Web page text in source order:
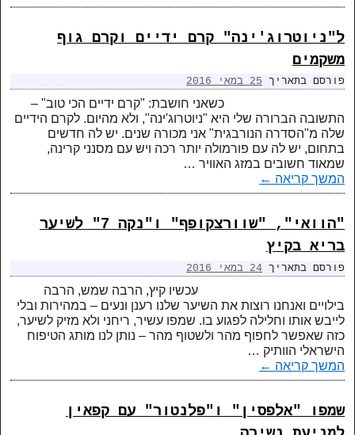
ל"ניוטרוג'ינה" קרם ידיים וקרם גוף
משקמים
פורסם בתאריך 25 במאי 2016
כשאני חושבת: "קרם ידיים הכי טוב" –
התשובה הברורה שלי היא "ניוטרוג'ינה", ולא מהיום. לקרם הידיים
שלה מ"הסדרה הנורבגית" אני מכורה שנים. יש לה חדשים
בתחום, יש לה עם פורמולה יותר רכה ויש עם מסנני קרינה,
שמאוד חשובים במזג האוויר …
המשך קריאה ←
"הוואי", "שוורצקופף" ו"נקה 7" לשיער
בריא בקיץ
פורסם בתאריך 24 במאי 2016
עכשיו קיץ, הרבה שמש, הרבה
בילויים ואנחנו רוצות את השיער שלנו רענן ונעים – במהירות ובלי
לייבש אותו וחלילה לפגוע בו. שמפו עשיר, ריחני ולא מזיק לשיער,
כזה שאפשר לחפוף מהר ולשטוף מהר – נותן לנו מותג הטיפוח
הישראלי הוותיק …
המשך קריאה ←
שמפו "אלפסין" ו"פלנטור" עם קפאין